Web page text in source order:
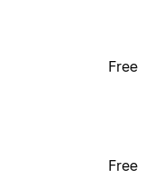
Free
Free